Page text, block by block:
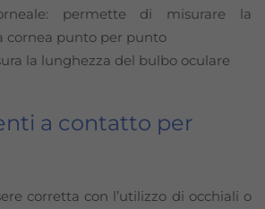
permette di misurare la
cornea punto per punto
la lunghezza del bulbo oculare
a contatto per
corretta con l’utilizzo di occhiali o